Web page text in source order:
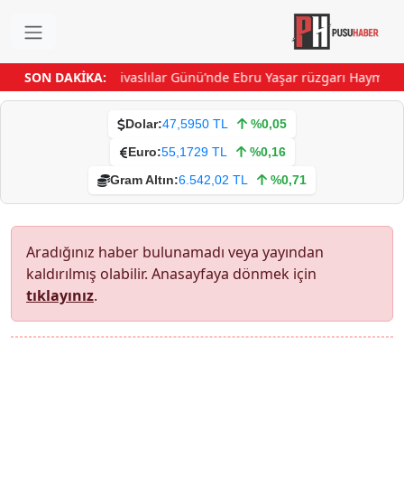
SON DAKİKA: ‘Sivaslılar Günü’nde Ebru Yaşar rüzgarı
Dolar:47,5950 TL
%0,05
Euro:55,1729 TL
%0,16
Gram Altın:6.542,02 TL %0,71
Aradığınız haber bulunamadı veya yayından
kaldırılmış olabilir. Anasayfaya dönmek için
tıklayınız.